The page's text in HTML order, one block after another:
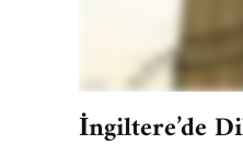
İngiltere’de